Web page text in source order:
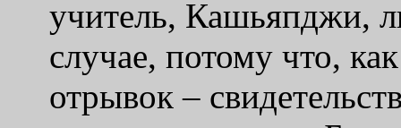
учитель, Кашьяпджи,
случае, потому что,
отрывок –